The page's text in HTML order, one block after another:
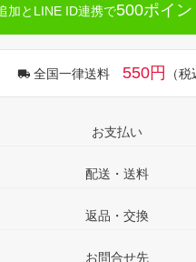
加とLINE ID連携で500ポイン
全国一律送料 550円 （税
お支払い
配送・送料
返品・交換
お問合せ先